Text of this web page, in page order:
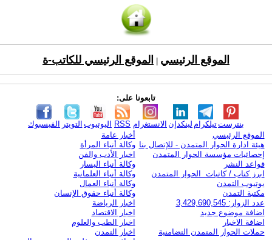
الموقع الرئيسي الموقع الرئيسي للكاتب-ة
تابعونا على:
الفيسبوك التويتر اليوتيوب RSS الانستغرام لينكدإن تيلكرامبنترست
الموقع الرئيسي
هيئة ادارة الحوار المتمدن - للإتصال بنا
إحصائيات مؤسسة الحوار المتمدن
قواعد النشر
ابرز كتاب / كاتبات الحوار المتمدن
يوتيوب التمدن
مكتبة التمدن
عدد الزوار: 3,429,690,545
اضافة موضوع جديد
اضافة الاخبار
حملات الحوار المتمدن التضامنية
أخبار عامة
وكالة أنباء المرأة
اخبار الأدب والفن
وكالة أنباء اليسار
وكالة أنباء العلمانية
وكالة أنباء العمال
وكالة أنباء حقوق الإنسان
اخبار الرياضة
اخبار الاقتصاد
اخبار الطب والعلوم
اخبار التمدن